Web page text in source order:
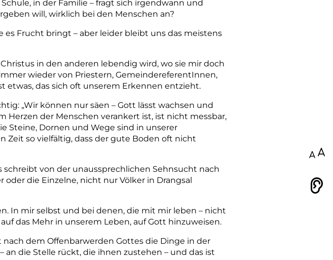
in der Familie – fragt sich irgendwann und
will, wirklich bei den Menschen an?
Frucht bringt – aber leider bleibt uns das meistens
in den anderen lebendig wird, wo sie mir doch
wieder von Priestern, GemeindereferentInnen,
etwas, das sich oft unserem Erkennen entzieht.
„Wir können nur säen – Gott lässt wachsen und
Herzen der Menschen verankert ist, ist nicht messbar,
Steine, Dornen und Wege sind in unserer
so vielfältig, dass der gute Boden oft nicht
von der unaussprechlichen Sehnsucht nach
die Einzelne, nicht nur Völker in Drangsal
In mir selbst und bei denen, die mit mir leben – nicht
das Mehr in unserem Leben, auf Gott hinzuweisen.
dem Offenbarwerden Gottes die Dinge in der
die Stelle rückt, die ihnen zustehen – und das ist